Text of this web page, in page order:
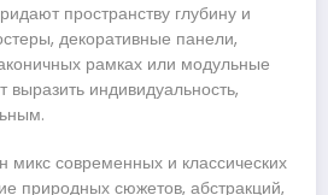
пространству глубину и
декоративные панели,
рамках или модульные
выразить индивидуальность,
микс современных и классических
природных сюжетов, абстракций,